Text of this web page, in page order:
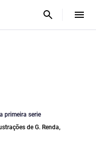
primeira serie
de G. Renda,